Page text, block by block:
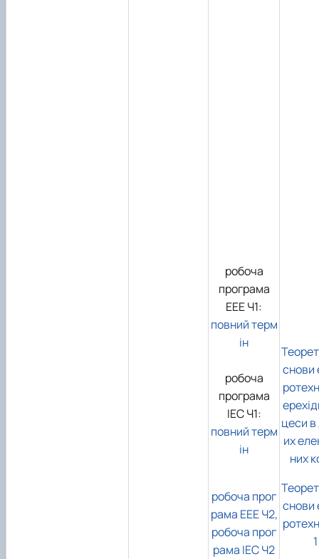
робоча
програма
ЕЕЕ Ч1:
повний терм
ін
робоча
програма
ІЕС Ч1:
повний терм
ін
робоча прог
рама ЕЕЕ Ч2,
робоча прог
рама ІЕС Ч2
снови
цеси в
их
них
снови
1